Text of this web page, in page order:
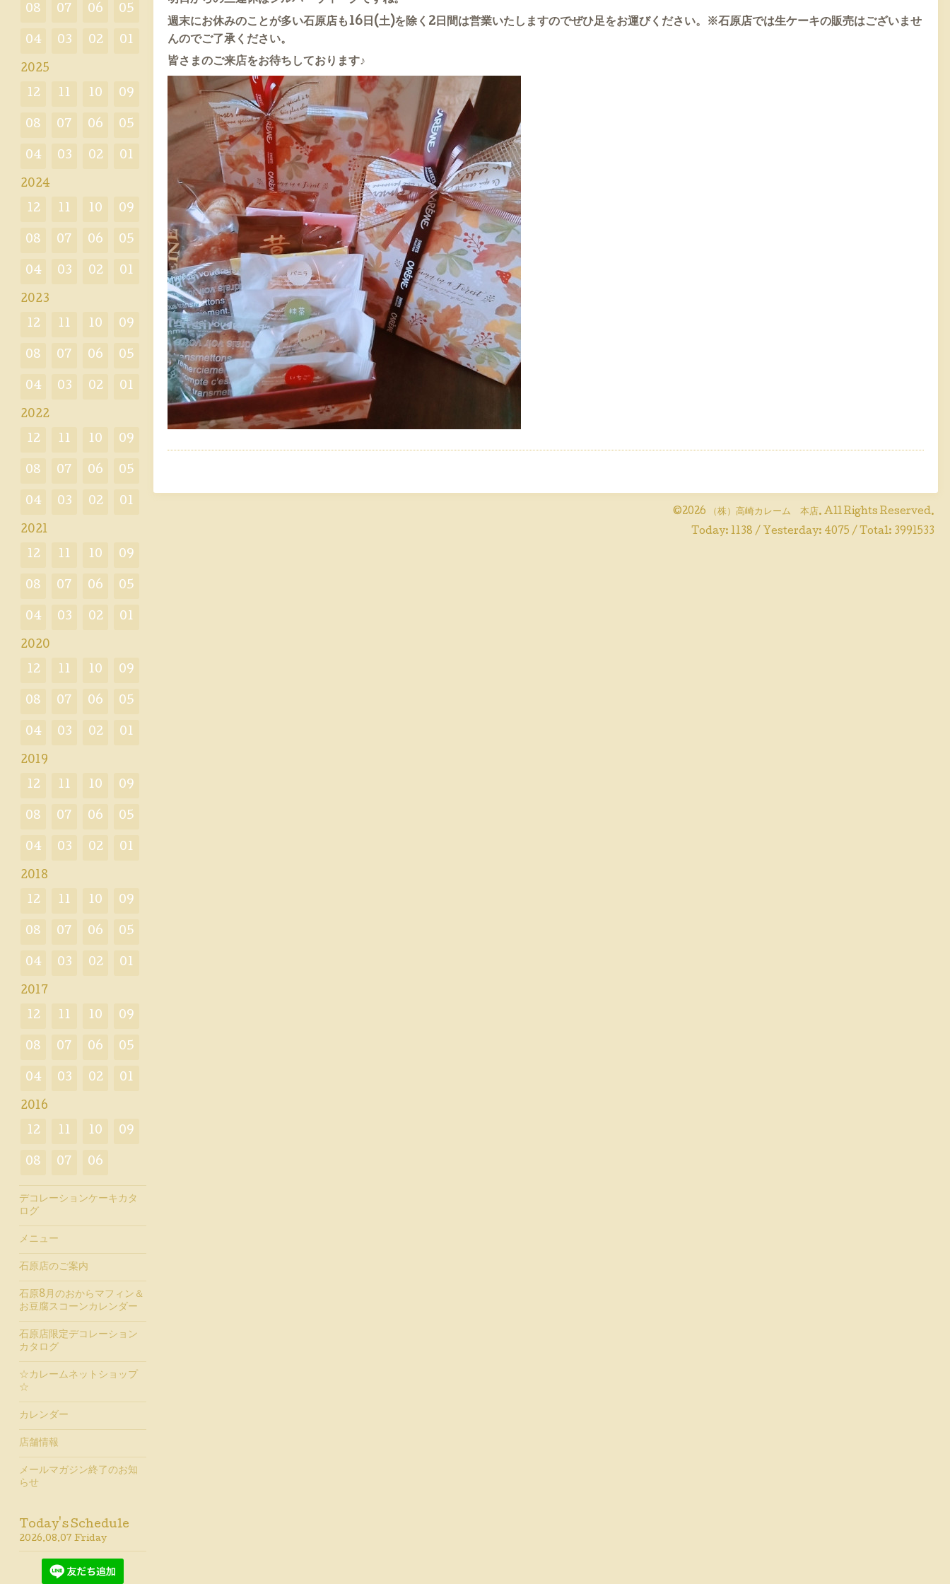
週末にお休みのことが多い石原店も16日(土)を除く2日間は営業いたしますのでぜひ足をお運びください。※石原店では生ケーキの販売はございませ
んのでご了承ください。
皆さまのご来店をお待ちしております♪
©2026 （株）高崎カレーム 本店. All Rights Reserved.
Today: 1138 / Yesterday: 4075 / Total: 3991533
08 07 06 05
04 03 02 01
2025
12 11 10 09
08 07 06 05
04 03 02 01
2024
12 11 10 09
08 07 06 05
04 03 02 01
2023
12 11 10 09
08 07 06 05
04 03 02 01
2022
12 11 10 09
08 07 06 05
04 03 02 01
2021
12 11 10 09
08 07 06 05
04 03 02 01
2020
12 11 10 09
08 07 06 05
04 03 02 01
2019
12 11 10 09
08 07 06 05
04 03 02 01
2018
12 11 10 09
08 07 06 05
04 03 02 01
2017
12 11 10 09
08 07 06 05
04 03 02 01
2016
12 11 10 09
08 07 06
デコレーションケーキカタ
ログ
メニュー
石原店のご案内
石原8月のおからマフィン＆
お豆腐スコーンカレンダー
石原店限定デコレーション
カタログ
☆カレームネットショップ
☆
カレンダー
店舗情報
メールマガジン終了のお知
らせ
Today's Schedule
2026.08.07 Friday